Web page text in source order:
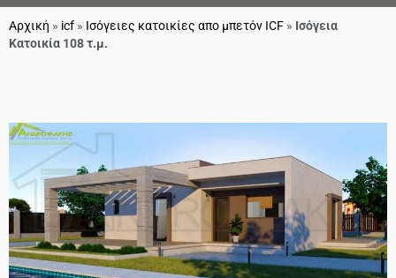
Αρχική » icf » Ισόγειες κατοικίες απο μπετόν ICF » Ισόγεια
Κατοικία 108 τ.μ.